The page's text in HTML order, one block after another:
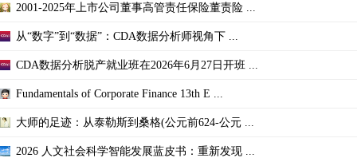
2001-2025年上市公司董事高管责任保险董责险 ...
从“数字”到“数据”：CDA数据分析师视角下 ...
CDA数据分析脱产就业班在2026年6月27日开班 ...
Fundamentals of Corporate Finance 13th E ...
大师的足迹：从泰勒斯到桑格(公元前624-公元 ...
2026 人文社会科学智能发展蓝皮书：重新发现 ...